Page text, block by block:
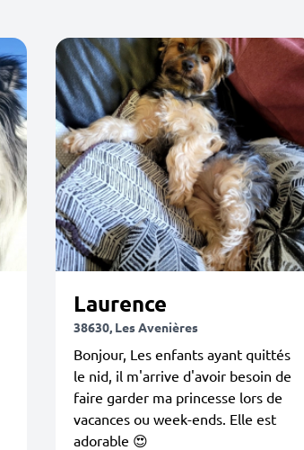
Laurence
38630, Les Avenières
Bonjour, Les enfants ayant quittés
le nid, il m'arrive d'avoir besoin de
faire garder ma princesse lors de
vacances ou week-ends. Elle est
adorable 😍